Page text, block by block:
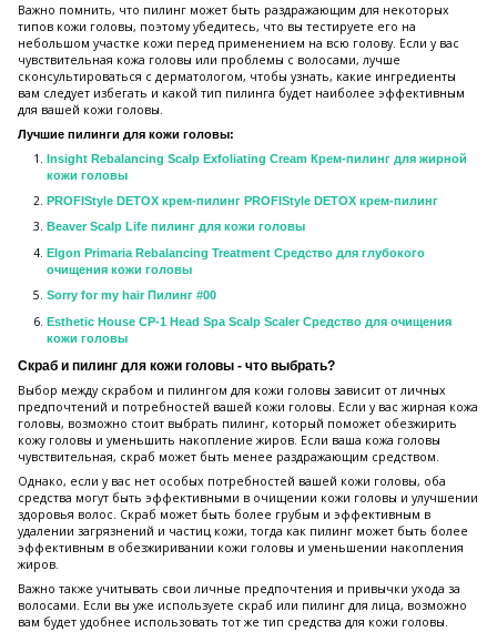
Важно помнить, что пилинг может быть раздражающим для некоторых
типов кожи головы, поэтому убедитесь, что вы тестируете его на
небольшом участке кожи перед применением на всю голову. Если у вас
чувствительная кожа головы или проблемы с волосами, лучше
сконсультироваться с дерматологом, чтобы узнать, какие ингредиенты
вам следует избегать и какой тип пилинга будет наиболее эффективным
для вашей кожи головы.
Лучшие пилинги для кожи головы:
Insight Rebalancing Scalp Exfoliating Cream Крем-пилинг для жирной
кожи головы
PROFIStyle DETOX крем-пилинг PROFIStyle DETOX крем-пилинг
Beaver Scalp Life пилинг для кожи головы
Elgon Primaria Rebalancing Treatment Средство для глубокого
очищения кожи головы
Sorry for my hair Пилинг #00
Esthetic House CP-1 Head Spa Scalp Scaler Средство для очищения
кожи головы
Скраб и пилинг для кожи головы - что выбрать?
Выбор между скрабом и пилингом для кожи головы зависит от личных
предпочтений и потребностей вашей кожи головы. Если у вас жирная кожа
головы, возможно стоит выбрать пилинг, который поможет обезжирить
кожу головы и уменьшить накопление жиров. Если ваша кожа головы
чувствительная, скраб может быть менее раздражающим средством.
Однако, если у вас нет особых потребностей вашей кожи головы, оба
средства могут быть эффективными в очищении кожи головы и улучшении
здоровья волос. Скраб может быть более грубым и эффективным в
удалении загрязнений и частиц кожи, тогда как пилинг может быть более
эффективным в обезжиривании кожи головы и уменьшении накопления
жиров.
Важно также учитывать свои личные предпочтения и привычки ухода за
волосами. Если вы уже используете скраб или пилинг для лица, возможно
вам будет удобнее использовать тот же тип средства для кожи головы.